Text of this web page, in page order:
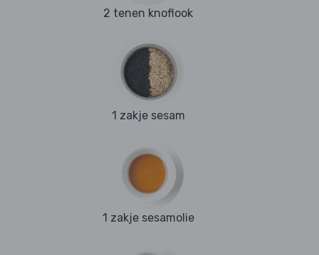
2 tenen knoflook
1 zakje sesam
1 zakje sesamolie